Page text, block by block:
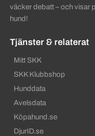
väcker debatt – och visar
hund!
Tjänster & relaterat
Mitt SKK
SKK Klubbshop
Hunddata
Avelsdata
Köpahund.se
DjurID.se